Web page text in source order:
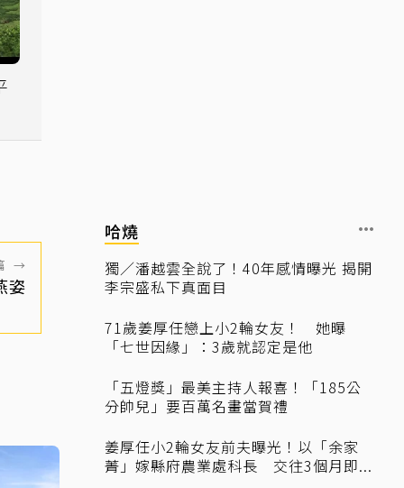
→
姿
哈燒
獨／潘越雲全說了！40年感情曝光 揭開
李宗盛私下真面目
71歲姜厚任戀上小2輪女友！ 她曝
「七世因緣」：3歲就認定是他
「五燈獎」最美主持人報喜！「185公
分帥兒」要百萬名畫當賀禮
姜厚任小2輪女友前夫曝光！以「余家
菁」嫁縣府農業處科長 交往3個月即...